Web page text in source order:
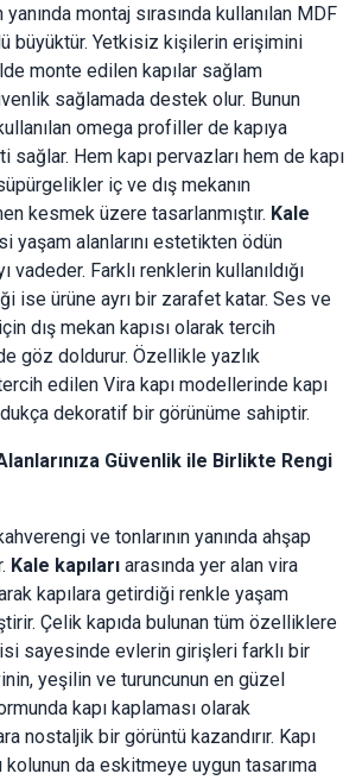
yanında montaj sırasında kullanılan MDF
büyüktür. Yetkisiz kişilerin erişimini
monte edilen kapılar sağlam
sağlamada destek olur. Bunun
omega profiller de kapıya
Hem kapı pervazları hem de kapı
iç ve dış mekanın
kesmek üzere tasarlanmıştır. Kale
yaşam alanlarını estetikten ödün
vadeder. Farklı renklerin kullanıldığı
ise ürüne ayrı bir zarafet katar. Ses ve
için dış mekan kapısı olarak tercih
göz doldurur. Özellikle yazlık
edilen Vira kapı modellerinde kapı
dekoratif bir görünüme sahiptir.
Güvenlik ile Birlikte Rengi
ve tonlarının yanında ahşap
Kale kapıları arasında yer alan vira
kapılara getirdiği renkle yaşam
Çelik kapıda bulunan tüm özelliklere
sayesinde evlerin girişleri farklı bir
yeşilin ve turuncunun en güzel
kapı kaplaması olarak
nostaljik bir görüntü kazandırır. Kapı
kolunun da eskitmeye uygun tasarıma